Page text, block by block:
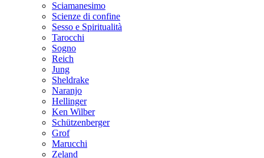
Sciamanesimo
Scienze di confine
Sesso e Spiritualità
Tarocchi
Sogno
Reich
Jung
Sheldrake
Naranjo
Hellinger
Ken Wilber
Schützenberger
Grof
Marucchi
Zeland